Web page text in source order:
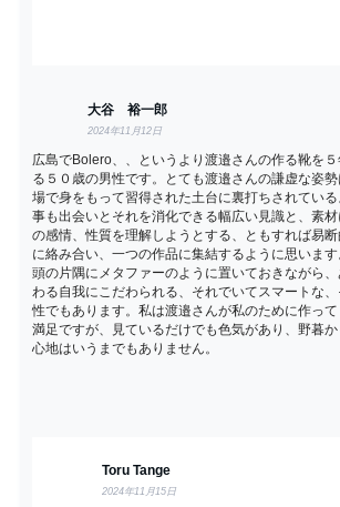
大谷 裕一郎
2024年11月12日
広島でBolero、、というより渡邉さんの作る靴を
る５０歳の男性です。とても渡邉さんの謙虚な姿
場で身をもって習得された土台に裏打ちされてい
事も出会いとそれを消化できる幅広い見識と、素
の感情、性質を理解しようとする、ともすれば易
に絡み合い、一つの作品に集結するように思いま
頭の片隅にメタファーのように置いておきながら
わる自我にこだわられる、それでいてスマートな
性でもあります。私は渡邉さんが私のために作っ
満足ですが、見ているだけでも色気があり、野暮
心地はいうまでもありません。
Toru Tange
2024年11月15日